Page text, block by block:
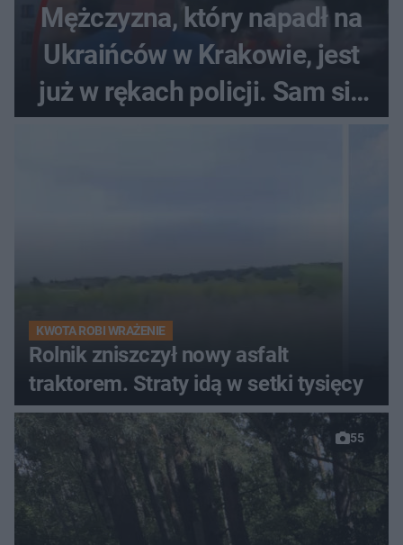
Mężczyzna, który napadł na
Ukraińców w Krakowie, jest
już w rękach policji. Sam się
zgłosił
KWOTA ROBI WRAŻENIE
Rolnik zniszczył nowy asfalt
traktorem. Straty idą w setki tysięcy
55